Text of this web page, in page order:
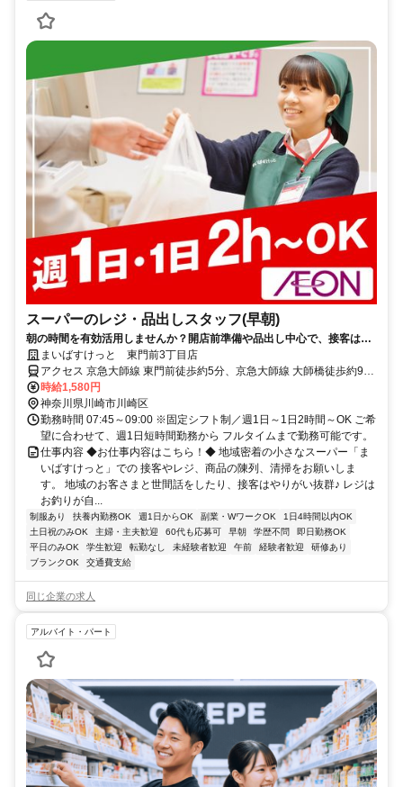
スーパーのレジ・品出しスタッフ(早朝)
朝の時間を有効活用しませんか？開店前準備や品出し中心で、接客は少
なめ！短時間でもしっかり働けて家事や本業前の“朝活バイト”にピッタ
リ！
まいばすけっと 東門前3丁目店
アクセス 京急大師線 東門前徒歩約5分、京急大師線 大師橋徒歩約9
分、京急大師線 川崎大師南口徒歩約12分 ★週1日～OK ★日祝時給50
円UP
時給1,580円
神奈川県川崎市川崎区
勤務時間 07:45～09:00 ※固定シフト制／週1日～1日2時間～OK ご希
望に合わせて、週1日短時間勤務から フルタイムまで勤務可能です。
仕事内容 ◆お仕事内容はこちら！◆ 地域密着の小さなスーパー「ま
いばすけっと」での 接客やレジ、商品の陳列、清掃をお願いしま
す。 地域のお客さまと世間話をしたり、接客はやりがい抜群♪ レジは
お釣りが自...
制服あり 扶養内勤務OK 週1日からOK 副業・WワークOK
1日4時間以内OK
土日祝のみOK
主婦・主夫歓迎 60代も応募可 早朝 学歴不問
即日勤務OK
平日のみOK
学生歓迎 転勤なし 未経験者歓迎 午前 経験者歓迎
研修あり
ブランクOK
交通費支給
同じ企業の求人
アルバイト・パート